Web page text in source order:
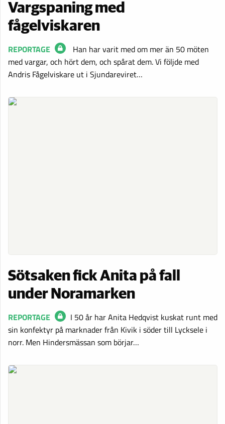
Vargspaning med
fågelviskaren
REPORTAGE
Han har varit med om mer än 50 möten
med vargar, och hört dem, och spårat dem. Vi följde med
Andris Fågelviskare ut i Sjundareviret…
Sötsaken fick Anita på fall
under Noramarken
REPORTAGE
I 50 år har Anita Hedqvist kuskat runt med
sin konfektyr på marknader från Kivik i söder till Lycksele i
norr. Men Hindersmässan som börjar…